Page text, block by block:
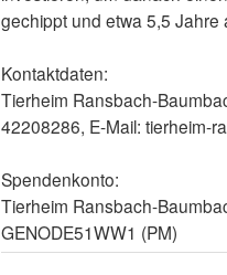
gechippt und etwa 5,5
Kontaktdaten:
Tierheim Ransbach-
42208286, E-Mail: tierheim-
Spendenkonto:
Tierheim Ransbach-
GENODE51WW1 (PM)